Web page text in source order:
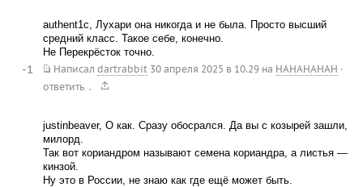
authent1c, Лухари она никогда и не была. Просто высший
средний класс. Такое себе, конечно.
Не Перекрёсток точно.
Написал dartrabbit 30 апреля 2025 в 10.29на HAHAHAHAH ·
ответить .
-1
justinbeaver, О как. Сразу обосрался. Да вы с козырей зашли,
милорд.
Так вот кориандром называют семена кориандра, а листья —
кинзой.
Ну это в России, не знаю как где ещё может быть.